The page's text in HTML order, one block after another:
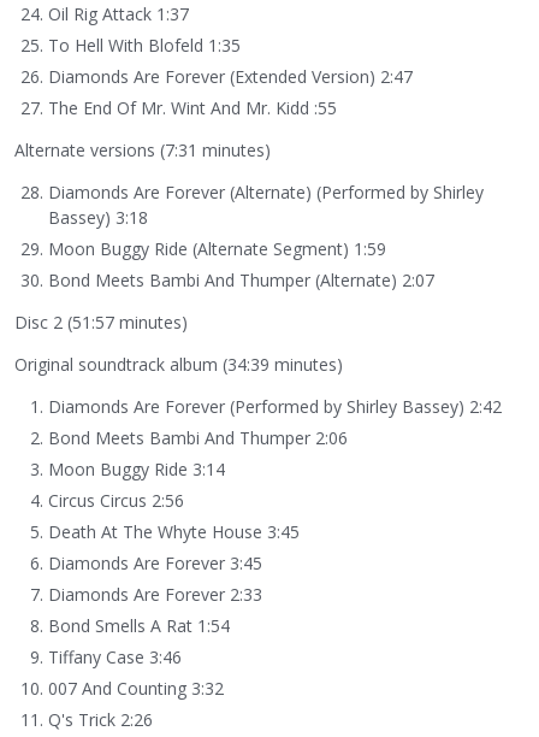
Oil Rig Attack 1:37
To Hell With Blofeld 1:35
Diamonds Are Forever (Extended Version) 2:47
The End Of Mr. Wint And Mr. Kidd :55
Alternate versions (7:31 minutes)
Diamonds Are Forever (Alternate) (Performed by Shirley
Bassey) 3:18
Moon Buggy Ride (Alternate Segment) 1:59
Bond Meets Bambi And Thumper (Alternate) 2:07
Disc 2 (51:57 minutes)
Original soundtrack album (34:39 minutes)
Diamonds Are Forever (Performed by Shirley Bassey) 2:42
Bond Meets Bambi And Thumper 2:06
Moon Buggy Ride 3:14
Circus Circus 2:56
Death At The Whyte House 3:45
Diamonds Are Forever 3:45
Diamonds Are Forever 2:33
Bond Smells A Rat 1:54
Tiffany Case 3:46
007 And Counting 3:32
Q's Trick 2:26